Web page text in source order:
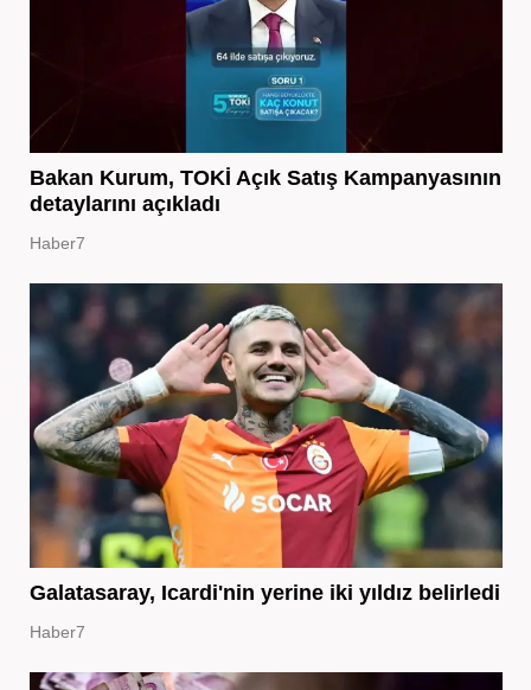
Bakan Kurum, TOKİ Açık Satış Kampanyasının
detaylarını açıkladı
Haber7
Galatasaray, Icardi'nin yerine iki yıldız belirledi
Haber7